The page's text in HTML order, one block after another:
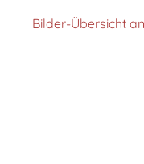
Bilder-Übersicht